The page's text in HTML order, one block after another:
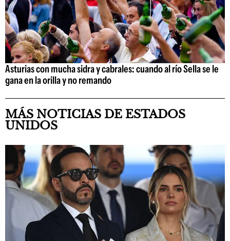
Asturias con mucha sidra y cabrales: cuando al río Sella se le
gana en la orilla y no remando
MÁS NOTICIAS DE ESTADOS
UNIDOS